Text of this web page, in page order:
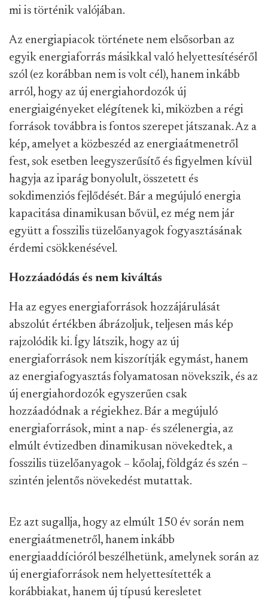
mi is történik valójában.
Az energiapiacok története nem elsősorban az
egyik energiaforrás másikkal való helyettesítéséről
szól (ez korábban nem is volt cél), hanem inkább
arról, hogy az új energiahordozók új
energiaigényeket elégítenek ki, miközben a régi
források továbbra is fontos szerepet játszanak. Az a
kép, amelyet a közbeszéd az energiaátmenetről
fest, sok esetben leegyszerűsítő és figyelmen kívül
hagyja az iparág bonyolult, összetett és
sokdimenziós fejlődését. Bár a megújuló energia
kapacitása dinamikusan bővül, ez még nem jár
együtt a fosszilis tüzelőanyagok fogyasztásának
érdemi csökkenésével.
Hozzáadódás és nem kiváltás
Ha az egyes energiaforrások hozzájárulását
abszolút értékben ábrázoljuk, teljesen más kép
rajzolódik ki. Így látszik, hogy az új
energiaforrások nem kiszorítják egymást, hanem
az energiafogyasztás folyamatosan növekszik, és az
új energiahordozók egyszerűen csak
hozzáadódnak a régiekhez. Bár a megújuló
energiaforrások, mint a nap- és szélenergia, az
elmúlt évtizedben dinamikusan növekedtek, a
fosszilis tüzelőanyagok – kőolaj, földgáz és szén –
szintén jelentős növekedést mutattak.
Ez azt sugallja, hogy az elmúlt 150 év során nem
energiaátmenetről, hanem inkább
energiaaddícióról beszélhetünk, amelynek során az
új energiaforrások nem helyettesítették a
korábbiakat, hanem új típusú keresletet